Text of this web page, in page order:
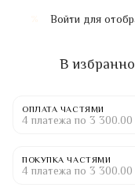
Войти для
В
ОПЛАТА ЧАСТЯМИ
4 платежа по 3 300.00
ПОКУПКА ЧАСТЯМИ
4 платежа по 3 300.00